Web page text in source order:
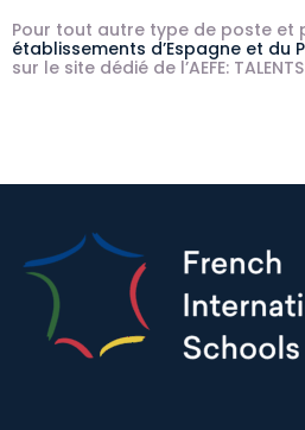
Pour tout autre type de poste et
établissements d’Espagne et du
sur le site dédié de l’AEFE: TALENTS